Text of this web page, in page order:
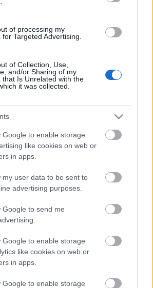
of processing my
Targeted Advertising.
of Collection, Use,
and/or Sharing of my
that Is Unrelated with the
it was collected.
Google to enable storage
like cookies on web or
in apps.
my user data to be sent to
advertising purposes.
Google to send me
Google to enable storage
like cookies on web or
in apps.
Google to enable storage
HIRDETÉS
az eső a Duna
II.: Mit jelent az 5. blokk új
a felülvizsgálat